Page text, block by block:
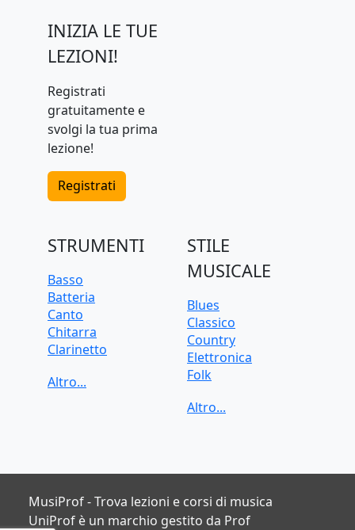
INIZIA LE TUE
LEZIONI!
Registrati
gratuitamente e
svolgi la tua prima
lezione!
Registrati
STRUMENTI
Basso
Batteria
Canto
Chitarra
Clarinetto
Pianoforte
Ukulele
Violoncello
STILE
MUSICALE
Blues
Classico
Country
Elettronica
Folk
Jazz
MusiProf - Trova lezioni e corsi di musica
UniProf è un marchio gestito da Prof